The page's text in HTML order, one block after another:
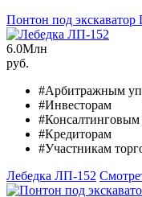
Понтон под
6.0Млн
руб.
#Арбитражным
#Инвесторам
#Кредиторам
#Участникам
Лебедка ЛП-152